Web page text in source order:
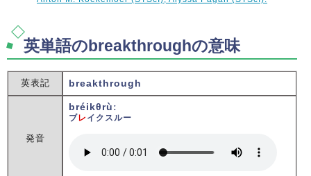
英単語のbreakthroughの意味
英表記 breakthrough
発音
bréikθrùː
ブレ イクスルー